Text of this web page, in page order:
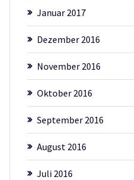
Januar 2017
Dezember 2016
November 2016
Oktober 2016
September 2016
August 2016
Juli 2016